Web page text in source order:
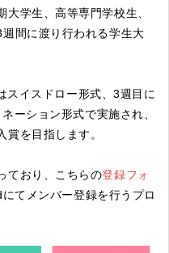
学生、高等専門学校生、
間に渡り行われる学生大
スイスドロー形式、3週目に
ーション形式で実施され、
を目指します。
ており、こちらの登録フォ
てメンバー登録を行うプロ